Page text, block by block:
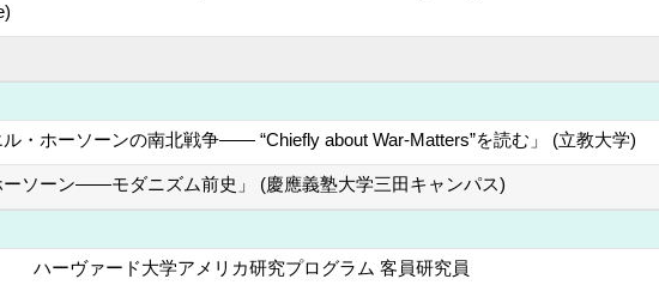
ル・ホーソーンの南北戦争―― “Chiefly about War-Matters”を読む」 (立教大学)
ーソーン――モダニズム前史」 (慶應義塾大学三田キャンパス)
ハーヴァード大学アメリカ研究プログラム 客員研究員